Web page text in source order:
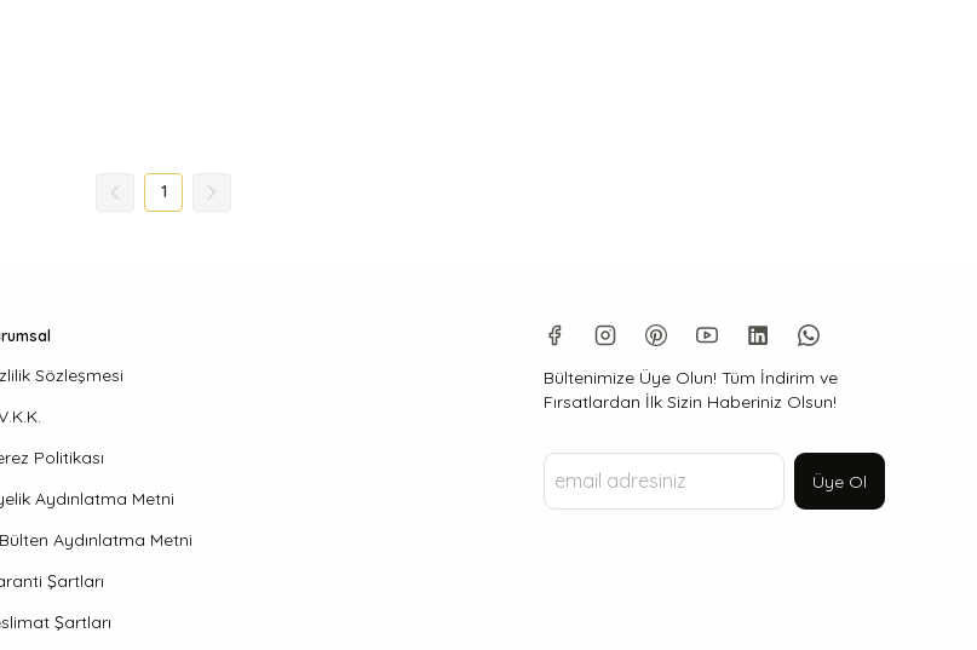
1
Sözleşmesi
Politikası
Aydınlatma Metni
Aydınlatma Metni
Şartları
Şartları
Bültenimize Üye Olun! Tüm İndirim ve
Fırsatlardan İlk Sizin Haberiniz Olsun!
Üye Ol